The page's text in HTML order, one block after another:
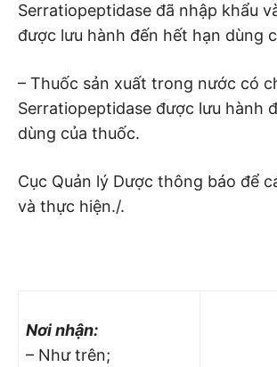
Serratiopeptidase đã nhập khẩu
được lưu hành đến hết hạn dùng
– Thuốc sản xuất trong nước có
Serratiopeptidase được lưu hành
dùng của thuốc.
Cục Quản lý Dược thông báo để
và thực hiện./.
Nơi nhận:
– Như trên;